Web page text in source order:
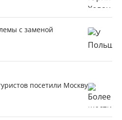
с заменой
посетили Москву